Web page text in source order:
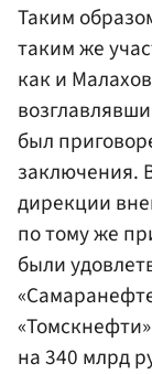
Таким
таким же
как и
был
заключения.
дирекции
по тому же
были
на 340 млрд